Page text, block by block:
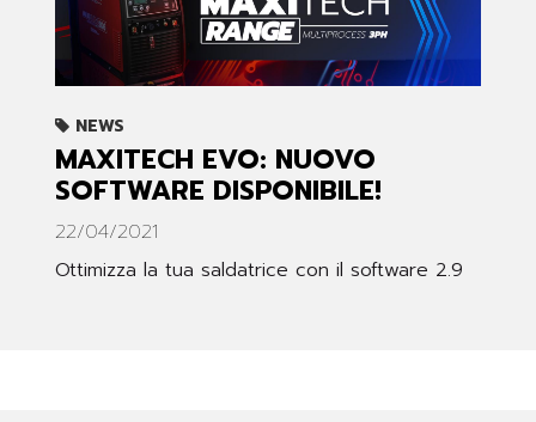
NEWS
MAXITECH EVO: NUOVO
SOFTWARE DISPONIBILE!
22/04/2021
Ottimizza la tua saldatrice con il software 2.9